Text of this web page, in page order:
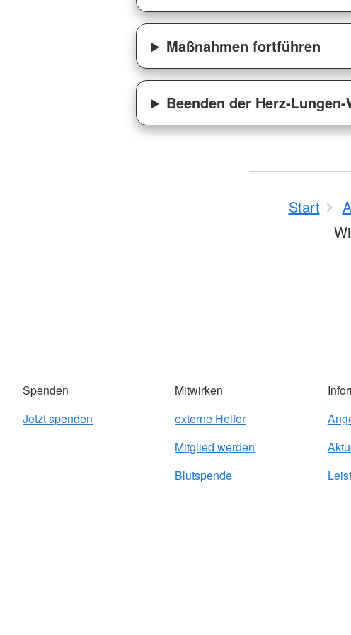
Maßnahmen fortführen
Beenden der Herz-
Start
Spenden
Jetzt spenden
Mitwirken
externe Helfer
Mitglied werden
Blutspende